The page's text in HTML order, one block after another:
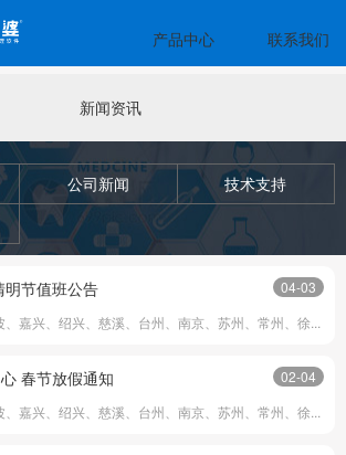
产品中心 联系我们
新闻资讯
公司新闻
技术支持
04-03
节值班公告
嘉兴、绍兴、慈溪、台州、南京、苏州、常州、徐...
02-04
春节放假通知
嘉兴、绍兴、慈溪、台州、南京、苏州、常州、徐...